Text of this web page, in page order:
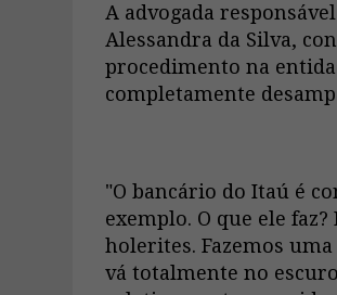
A advogada
Alessandra da Silva,
procedimento na
completamente
"O bancário do Itaú é
exemplo. O que ele
holerites. Fazemos
vá totalmente no